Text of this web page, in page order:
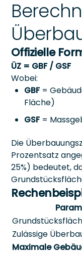
Offizielle
ÜZ = GBF / GSF
Wobei:
GBF=
Fläche)
GSF=
Die
Prozentsatz
25%) bedeutet,
Zulässige
Maximale